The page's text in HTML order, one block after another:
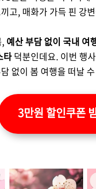
고, 매화가 가득 핀 강
예산 부담 없이 국내 여
타덕분인데요. 이번 행
없이 봄 여행을 떠날
3만원 할인쿠폰